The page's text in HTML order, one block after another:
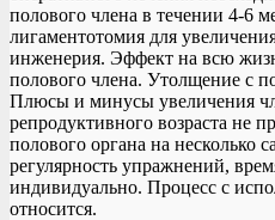
полового члена в течении 4-6
лигаментотомия для
инженерия. Эффект на всю
полового члена. Утолщение с
Плюсы и минусы увеличения
репродуктивного возраста не
полового органа на несколько
регулярность упражнений,
индивидуально. Процесс с
относится.